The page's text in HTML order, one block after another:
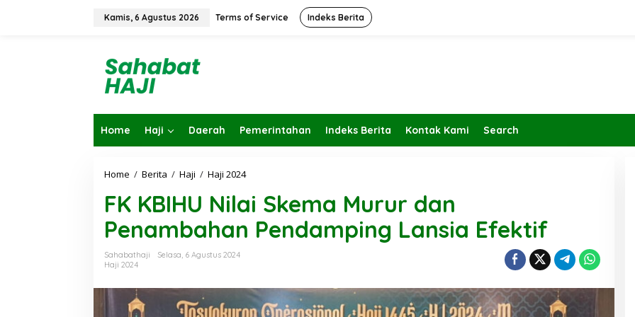
Kamis, 6 Agustus 2026 Terms of Service Indeks Berita
Home Haji Daerah Pemerintahan Indeks Berita Kontak Kami Search
Home / Berita / Haji / Haji 2024F
K
B
I
H
l
a
i
FK KBIHU Nilai Skema Murur dan
Penambahan Pendamping Lansia Efektif
Sahabathaji
Selasa, 6 Agustus 2024
Haji 2024
KBIHU Pada Jalurnya